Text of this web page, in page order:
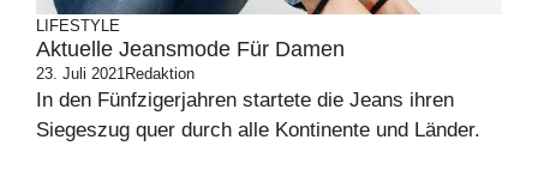
LIFESTYLE
Aktuelle Jeansmode Für Damen
23. Juli 2021Redaktion
In den Fünfzigerjahren startete die Jeans ihren
Siegeszug quer durch alle Kontinente und Länder.